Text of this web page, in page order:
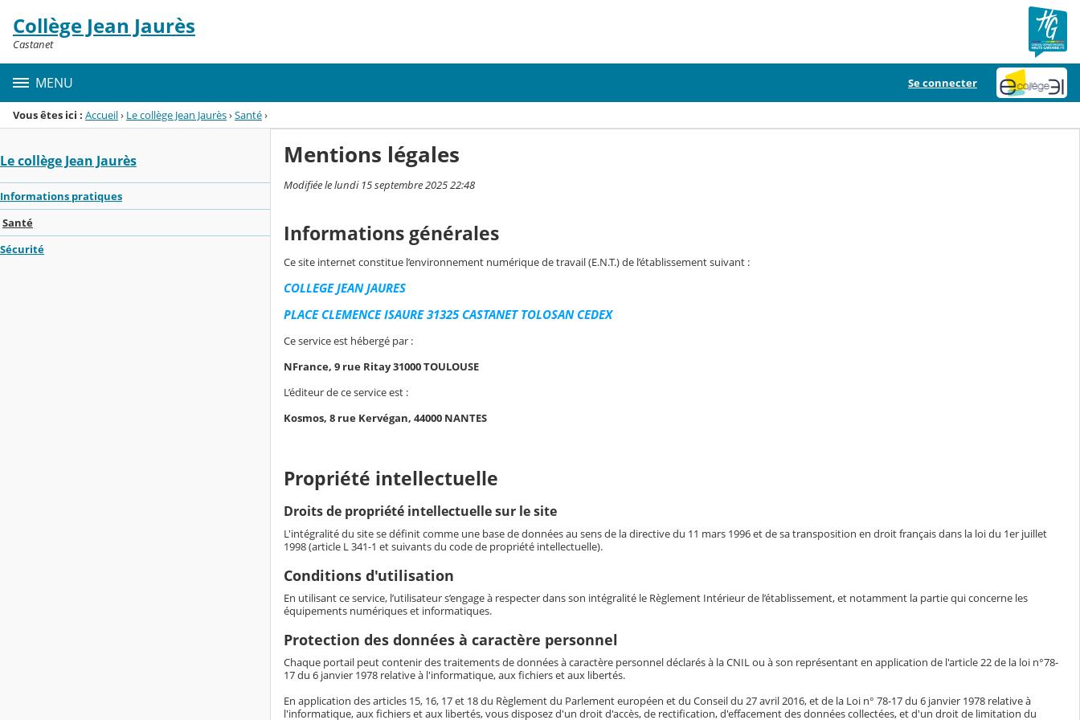
Menu de la rubrique
Contenu
Collège Jean Jaurès
Castanet
MENU Se connecter
Vous êtes ici : Accueil› Le collège Jean Jaurès›Santé›
Le collège Jean Jaurès
Informations pratiques
Santé
Sécurité
Mentions légales
Modifiée le lundi 15 septembre 2025 22:48
Informations générales
Ce site internet constitue l’environnement numérique de travail (E.N.T.) de l’établissement suivant :
COLLEGE JEAN JAURES
PLACE CLEMENCE ISAURE 31325 CASTANET TOLOSAN CEDEX
Ce service est hébergé par :
NFrance, 9 rue Ritay 31000 TOULOUSE
L’éditeur de ce service est :
Kosmos, 8 rue Kervégan, 44000 NANTES
Propriété intellectuelle
Droits de propriété intellectuelle sur le site
L'intégralité du site se définit comme une base de données au sens de la directive du 11 mars 1996 et de sa transposition en droit français dans la loi du 1er juillet
1998 (article L 341-1 et suivants du code de propriété intellectuelle).
Conditions d'utilisation
En utilisant ce service, l’utilisateur s’engage à respecter dans son intégralité le Règlement Intérieur de l’établissement, et notamment la partie qui concerne les
équipements numériques et informatiques.
Protection des données à caractère personnel
Chaque portail peut contenir des traitements de données à caractère personnel déclarés à la CNIL ou à son représentant en application de l'article 22 de la loi n°78-
17 du 6 janvier 1978 relative à l'informatique, aux fichiers et aux libertés.
En application des articles 15, 16, 17 et 18 du Règlement du Parlement européen et du Conseil du 27 avril 2016, et de la Loi n° 78-17 du 6 janvier 1978 relative à
l'informatique, aux fichiers et aux libertés, vous disposez d'un droit d'accès, de rectification, d'effacement des données collectées, et d'un droit de limitation du